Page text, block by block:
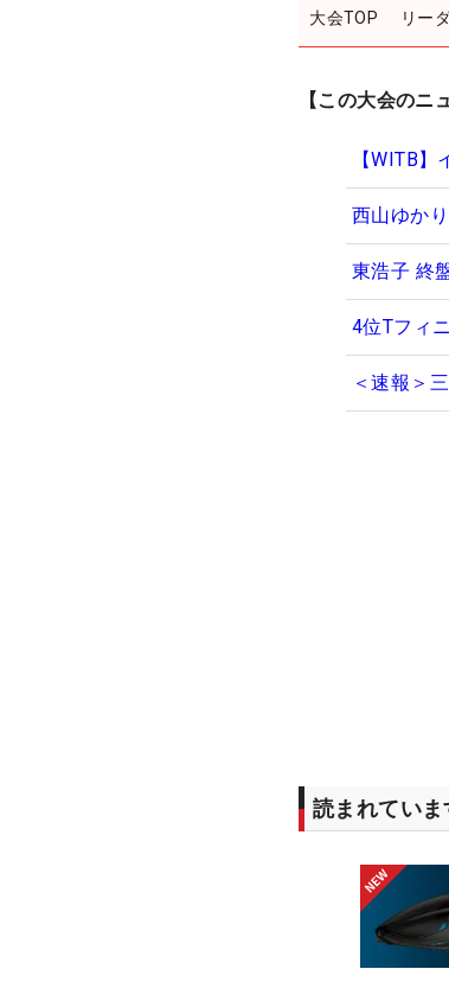
大会TOP リー
【この大会のニ
【WITB
西山ゆか
東浩子 終
4位Tフィ
＜速報＞
読まれていま